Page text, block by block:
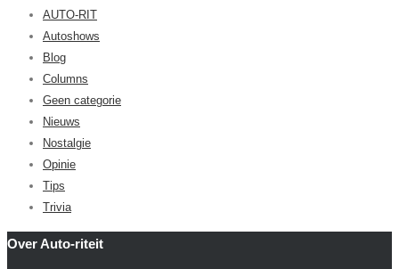
AUTO-RIT
Autoshows
Blog
Columns
Geen categorie
Nieuws
Nostalgie
Opinie
Tips
Trivia
Over Auto-riteit